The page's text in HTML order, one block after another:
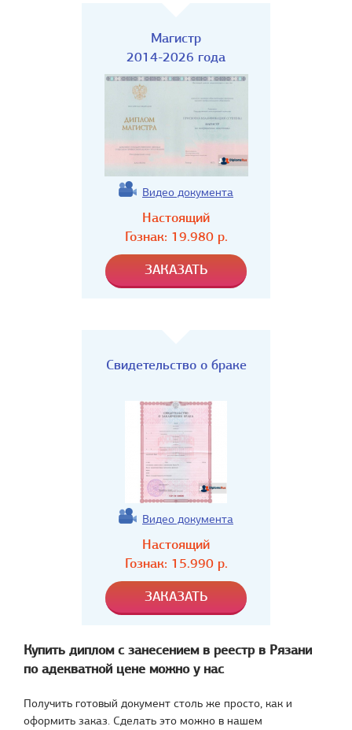
Магистр
2014-2026 года
Видео документа
Настоящий
Гознак: 19.980р.
Свидетельство о браке
Видео документа
Настоящий
Гознак: 15.990р.
Купить диплом с занесением в реестр в Рязани
по адекватной цене можно у нас
Получить готовый документ столь же просто, как и
оформить заказ. Сделать это можно в нашем